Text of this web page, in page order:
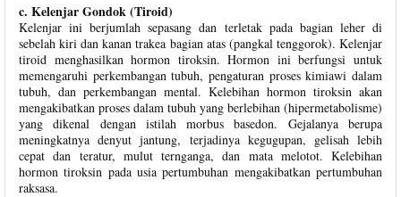
c. Kelenjar Gondok (Tiroid)
Kelenjar ini berjumlah sepasang dan terletak pada bagian leher di
sebelah kiri dan kanan trakea bagian atas (pangkal tenggorok). Kelenjar
tiroid menghasilkan hormon tiroksin. Hormon ini berfungsi untuk
memengaruhi perkembangan tubuh, pengaturan proses kimiawi dalam
tubuh, dan perkembangan mental. Kelebihan hormon tiroksin akan
mengakibatkan proses dalam tubuh yang berlebihan (hipermetabolisme)
yang dikenal dengan istilah morbus basedon. Gejalanya berupa
meningkatnya denyut jantung, terjadinya kegugupan, gelisah lebih
cepat dan teratur, mulut ternganga, dan mata melotot. Kelebihan
hormon tiroksin pada usia pertumbuhan mengakibatkan pertumbuhan
raksasa.